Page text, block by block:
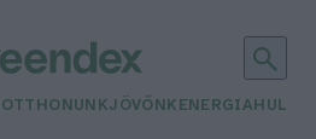
OTTHONUNKJÖVŐNK ENERGIA